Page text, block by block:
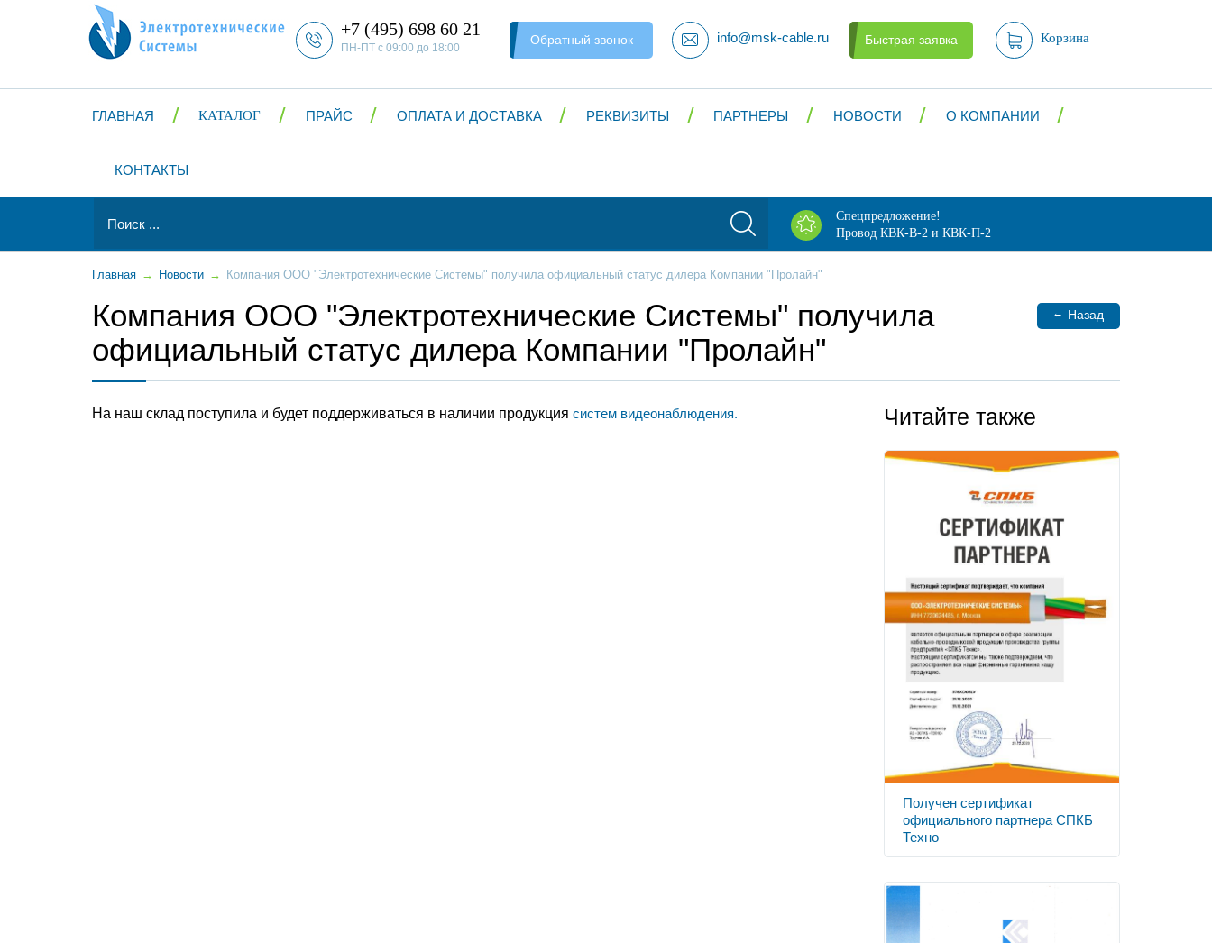
+7 (495) 698 60 21
ПН-ПТ с 09:00 до 18:00
Обратный звонок info@msk-cable.ru Быстрая заявка Корзина
ГЛАВНАЯ КАТАЛОГ ПРАЙС ОПЛАТА И ДОСТАВКА РЕКВИЗИТЫ ПАРТНЕРЫ НОВОСТИ О КОМПАНИИ
КОНТАКТЫ
Спецпредложение!
Провод КВК-В-2 и КВК-П-2
Главная → Новости → Компания ООО "Электротехнические Системы" получила официальный статус дилера Компании "Пролайн"
Компания ООО "Электротехнические Системы" получила
официальный статус дилера Компании "Пролайн"
← Назад
На наш склад поступила и будет поддерживаться в наличии продукция систем видеонаблюдения. Читайте также
Получен сертификат
официального партнера СПКБ
Техно